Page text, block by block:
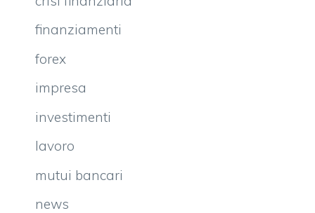
finanziamenti
forex
impresa
investimenti
lavoro
mutui bancari
news